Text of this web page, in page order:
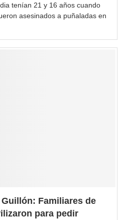
tenían 21 y 16 años cuando
asesinados a puñaladas en
Familiares de
para pedir